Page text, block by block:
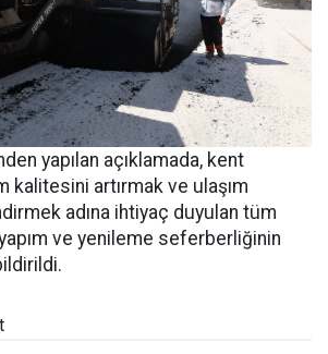
yapılan açıklamada, kent
kalitesini artırmak ve ulaşım
adına ihtiyaç duyulan tüm
ve yenileme seferberliğinin